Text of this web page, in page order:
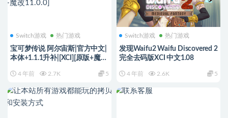
Switch游戏 热门游戏
宝可梦传说 阿尔宙斯|官方中文|
本体+1.1.1升补|[XCI][原版+魔改
4 年前 2.7K 5
Switch游戏 热门游戏
发现Waifu2 Waifu Discovered 2
完全去码版XCI 中文1.08
4 年前 2.6K 5